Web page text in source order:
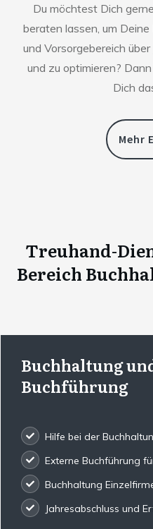
Du möchtest Dich
beraten lassen, um
und Vorsorgebereich
und zu optimieren?
Dich
Mehr
Treuhand-
Bereich
Buchhaltung
Buchführung
Hilfe bei der
Externe Buchführung
Buchhaltung
Jahresabschluss und